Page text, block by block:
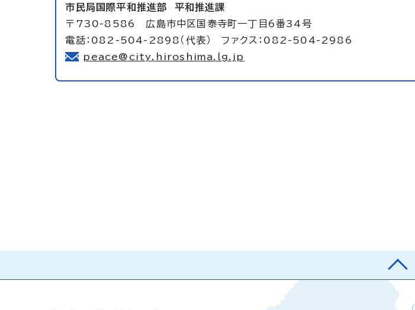
市民局国際平和推進部 平和推進課
〒730-8586 広島市中区国泰寺町一丁目6番34号
電話：082-504-2898（代表） ファクス：082-504-2986
peace@city.hiroshima.lg.jp